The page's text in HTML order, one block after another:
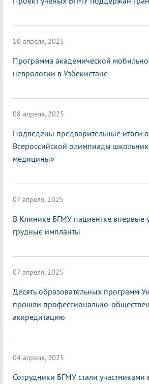
10 апреля, 2025
Программа академической
неврологии в Узбекистане
08 апреля, 2025
Подведены предварительные итоги
Всероссийской олимпиады
медицины»
07 апреля, 2025
В Клинике БГМУ пациентке впервые
грудные импланты
07 апреля, 2025
Десять образовательных программ
прошли профессионально-
аккредитацию
04 апреля, 2025
Сотрудники БГМУ стали участниками